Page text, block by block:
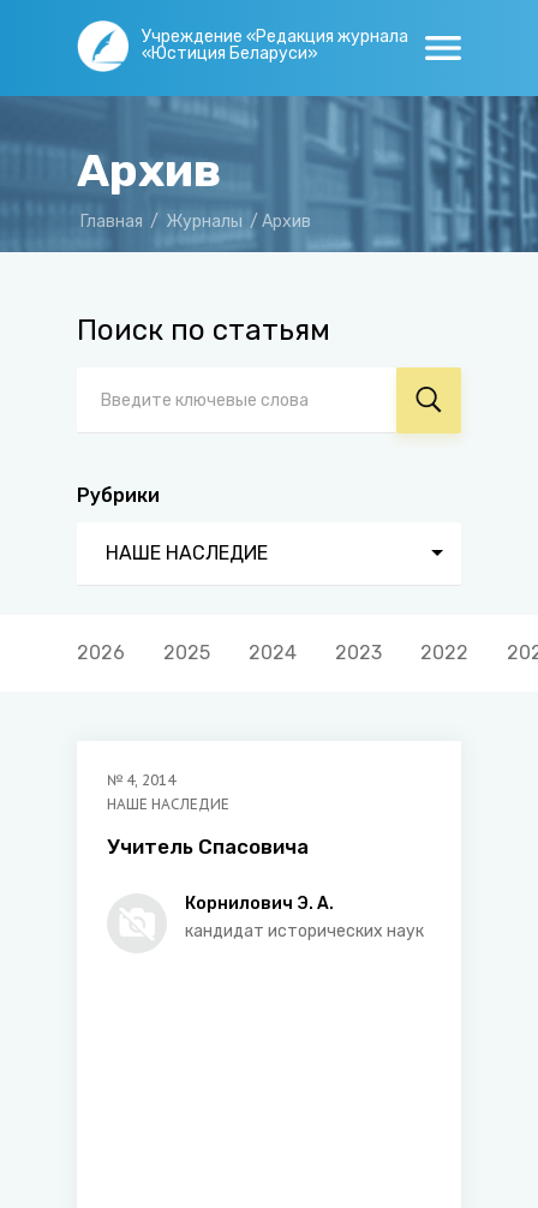
Учреждение «Редакция журнала
«Юстиция Беларуси»
Архив
Главная / Журналы / Архив
Поиск по статьям
Рубрики
НАШЕ НАСЛЕДИЕ
2026 2025 2024 2023 2022
№ 4, 2014
НАШЕ НАСЛЕДИЕ
Учитель Спасовича
Корнилович Э. А.
кандидат исторических наук